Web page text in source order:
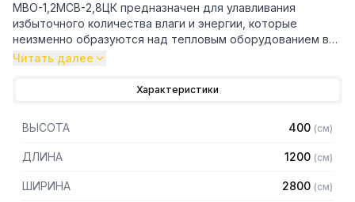
МВО-1,2МСВ-2,8ЦК предназначен для улавливания
избыточного количества влаги и энергии, которые
неизменно образуются над тепловым оборудованием в
процессе готовки.
Кроме того, зонт втягивает в себя продукты сгорания и
оборудование формирует микроклимат в помещении и
защищает сотрудников горячего цеха.
Особенности:
Читать далее
Характеристики
ВЫСОТА 400 (см)
ДЛИНА 1200 (см)
ШИРИНА 2800 (см)